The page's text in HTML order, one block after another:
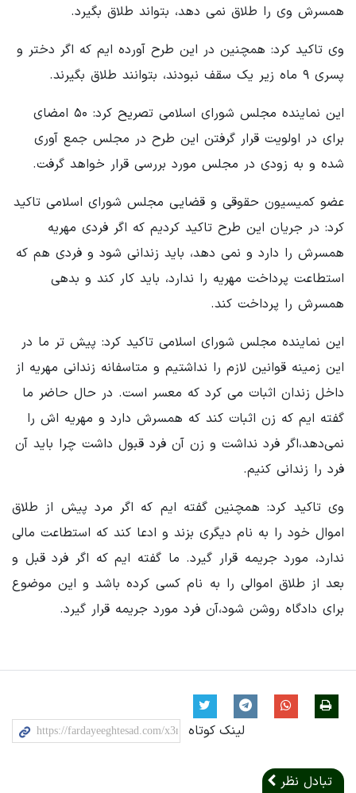
همسرش وی را طلاق نمی دهد، بتواند طلاق بگیرد.
وی تاکید کرد: همچنین در این طرح آورده ایم که اگر دختر و
پسری ۹ ماه زیر یک سقف نبودند، بتوانند طلاق بگیرند.
این نماینده مجلس شورای اسلامی تصریح کرد: ۵۰ امضای
برای در اولویت قرار گرفتن این طرح در مجلس جمع آوری
شده و به زودی در مجلس مورد بررسی قرار خواهد گرفت.
عضو کمیسیون حقوقی و قضایی مجلس شورای اسلامی تاکید
کرد: در جریان این طرح تاکید کردیم که اگر فردی مهریه
همسرش را دارد و نمی دهد، باید زندانی شود و فردی هم که
استطاعت پرداخت مهریه را ندارد، باید کار کند و بدهی
همسرش را پرداخت کند.
این نماینده مجلس شورای اسلامی تاکید کرد: پیش تر ما در
این زمینه قوانین لازم را نداشتیم و متاسفانه زندانی مهریه از
داخل زندان اثبات می کرد که معسر است. در حال حاضر ما
گفته ایم که زن اثبات کند که همسرش دارد و مهریه اش را
نمی‌دهد،اگر فرد نداشت و زن آن فرد قبول داشت چرا باید آن
فرد را زندانی کنیم.
وی تاکید کرد: همچنین گفته ایم که اگر مرد پیش از طلاق
اموال خود را به نام دیگری بزند و ادعا کند که استطاعت مالی
ندارد، مورد جریمه قرار گیرد. ما گفته ایم که اگر فرد قبل و
بعد از طلاق اموالی را به نام کسی کرده باشد و این موضوع
برای دادگاه روشن شود،آن فرد مورد جریمه قرار گیرد.
لینک کوتاه
تبادل نظر